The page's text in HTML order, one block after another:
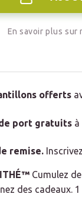
En savoir plus sur
offerts
port gratuits à
remise.
Cumulez
des cadeaux.